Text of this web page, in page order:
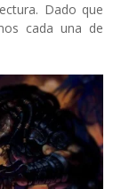
Dado que
cada una de